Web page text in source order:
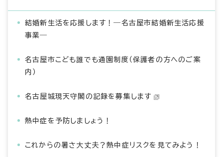
結婚新生活を応援します！―名古屋市結婚新生活応援
事業―
名古屋市こども誰でも通園制度（保護者の方へのご案
内）
名古屋城現天守閣の記録を募集します
熱中症を予防しましょう！
これからの暑さ大丈夫？熱中症リスクを見てみよう！